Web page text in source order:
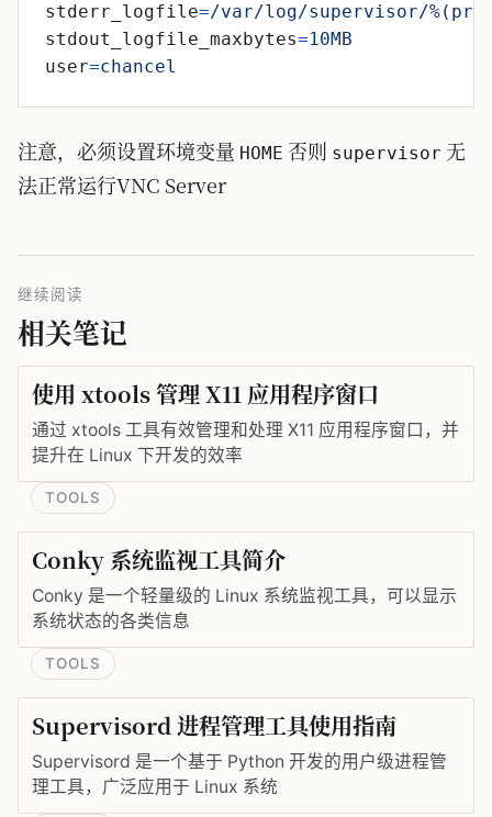
stderr_logfile=/var/log/supervisor/
stdout_logfile_maxbytes=10MB
user=chancel
注意，必须设置环境变量 HOME 否则 supervisor 无
法正常运行VNC Server
继续阅读
相关笔记
使用 xtools 管理 X11 应用程序窗口
通过 xtools 工具有效管理和处理 X11 应用程序窗口，并
提升在 Linux 下开发的效率
TOOLS
Conky 系统监视工具简介
Conky 是一个轻量级的 Linux 系统监视工具，可以显示
系统状态的各类信息
TOOLS
Supervisord 进程管理工具使用指南
Supervisord 是一个基于 Python 开发的用户级进程管
理工具，广泛应用于 Linux 系统